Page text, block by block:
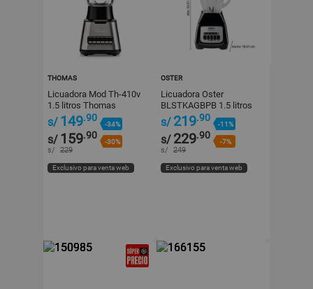
THOMAS
Licuadora Mod Th-410v
1.5 litros Thomas
s/ 149.90
-34%
s/ 159.90
-30%
s/ 229
Exclusivo para venta web
OSTER
Licuadora Oster
BLSTKAGBPB 1.5 litros
550W Negro - 2 Niveles
s/ 219.90
-11%
s/ 229.90
-7%
s/ 249
Exclusivo para venta web